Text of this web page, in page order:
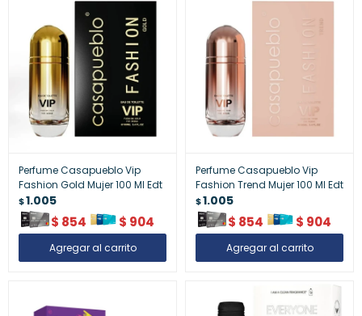
Perfume Casapueblo Vip
Fashion Gold Mujer 100 Ml Edt
$1.005
$ 854 $ 904
Perfume Casapueblo Vip
Fashion Trend Mujer 100 Ml Edt
$1.005
$ 854 $ 904